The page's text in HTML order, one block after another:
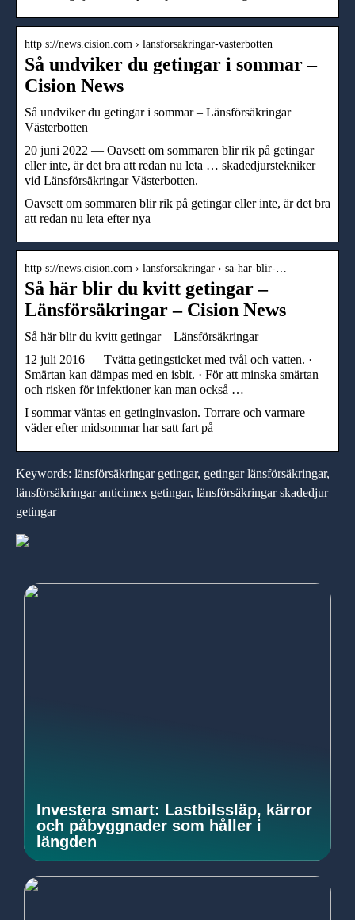
http s://news.cision.com › lansforsakringar-vasterbotten
Så undviker du getingar i sommar –
Cision News
Så undviker du getingar i sommar – Länsförsäkringar
Västerbotten
20 juni 2022 — Oavsett om sommaren blir rik på getingar
eller inte, är det bra att redan nu leta … skadedjurstekniker
vid Länsförsäkringar Västerbotten.
Oavsett om sommaren blir rik på getingar eller inte, är det bra
att redan nu leta efter nya
http s://news.cision.com › lansforsakringar › sa-har-blir-…
Så här blir du kvitt getingar –
Länsförsäkringar – Cision News
Så här blir du kvitt getingar – Länsförsäkringar
12 juli 2016 — Tvätta getingsticket med tvål och vatten. ·
Smärtan kan dämpas med en isbit. · För att minska smärtan
och risken för infektioner kan man också …
I sommar väntas en getinginvasion. Torrare och varmare
väder efter midsommar har satt fart på
Keywords: länsförsäkringar getingar, getingar länsförsäkringar,
länsförsäkringar anticimex getingar, länsförsäkringar skadedjur
getingar
Investera smart: Lastbilssläp, kärror
och påbyggnader som håller i
längden